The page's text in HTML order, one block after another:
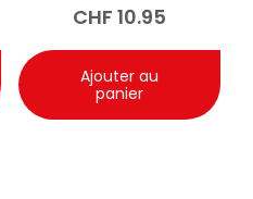
CHF 10.95
Ajouter au
panier